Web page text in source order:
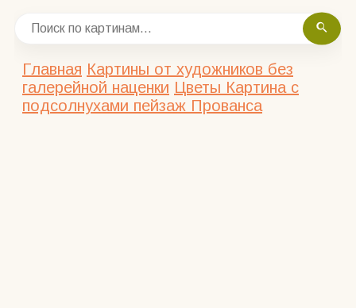
Главная Картины от художников без
галерейной наценки Цветы Картина с
подсолнухами пейзаж Прованса